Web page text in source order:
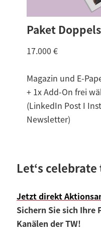
Paket
17.000 €
Magazin und E-
+ 1x Add-On frei
(LinkedIn Post I
Newsletter)
Let‘s
Jetzt direkt
Sichern Sie sich
Kanälen der TW!